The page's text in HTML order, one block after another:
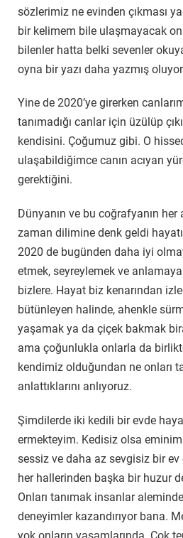
sözlerimiz ne evinden çıkması
bir kelimem bile ulaşmayacak
bilenler hatta belki sevenler
oyna bir yazı daha yazmış
Yine de 2020’ye girerken
tanımadığı canlar için üzülüp
kendisini. Çoğumuz gibi. O
ulaşabildiğimce canın acıyan
gerektiğini.
Dünyanın ve bu coğrafyanın her
zaman dilimine denk geldi
2020 de bugünden daha iyi
etmek, seyreylemek ve
bizlere. Hayat biz kenarından
bütünleyen halinde, ahenkle
yaşamak ya da çiçek bakmak
ama çoğunlukla onlarla da
kendimiz olduğundan ne onları
anlattıklarını anlıyoruz.
Şimdilerde iki kedili bir evde
ermekteyim. Kedisiz olsa
sessiz ve daha az sevgisiz bir ev
her hallerinden başka bir huzur
Onları tanımak insanlar
deneyimler kazandırıyor bana.